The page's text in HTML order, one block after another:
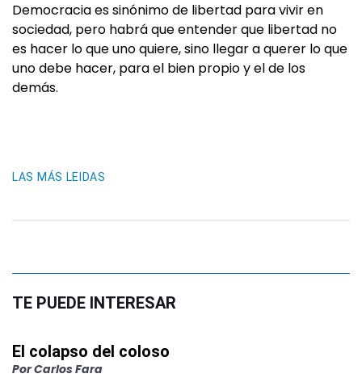
Democracia es sinónimo de libertad para vivir en
sociedad, pero habrá que entender que libertad no
es hacer lo que uno quiere, sino llegar a querer lo que
uno debe hacer, para el bien propio y el de los
demás.
LAS MÁS LEIDAS
TE PUEDE INTERESAR
El colapso del coloso
PorCarlos Fara